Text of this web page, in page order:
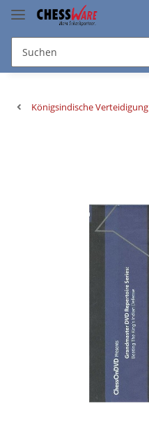
Königsindische Verteidigung